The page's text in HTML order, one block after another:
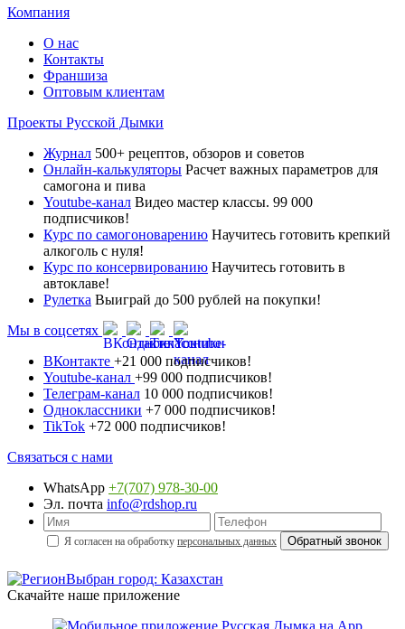
Компания
О нас
Контакты
Франшиза
Оптовым клиентам
Проекты Русской Дымки
Журнал 500+ рецептов, обзоров и советов
Онлайн-калькуляторы Расчет важных параметров для
самогона и пива
Youtube-канал Видео мастер классы. 99 000
подписчиков!
Курс по самогоноварению Научитесь готовить крепкий
алкоголь с нуля!
Курс по консервированию Научитесь готовить в
автоклаве!
Рулетка Выиграй до 500 рублей на покупки!
Мы в соцсетях
ВКонтакте +21 000 подписчиков!
Youtube-канал +99 000 подписчиков!
Телеграм-канал 10 000 подписчиков!
Одноклассники +7 000 подписчиков!
TikTok +72 000 подписчиков!
Связаться с нами
WhatsApp +7(707) 978-30-00
Эл. почта info@rdshop.ru
Я согласен на обработку персональных данных
Выбран город: Казахстан
Скачайте наше приложение